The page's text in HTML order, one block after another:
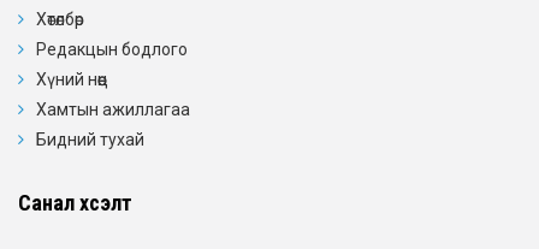
Хөтөлбөр
Редакцын бодлого
Хүний нөөц
Хамтын ажиллагаа
Бидний тухай
Санал хүсэлт